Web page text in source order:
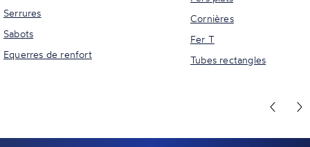
Serrures
Sabots
Equerres de renfort
Cornières
Fer T
Tubes rectangles